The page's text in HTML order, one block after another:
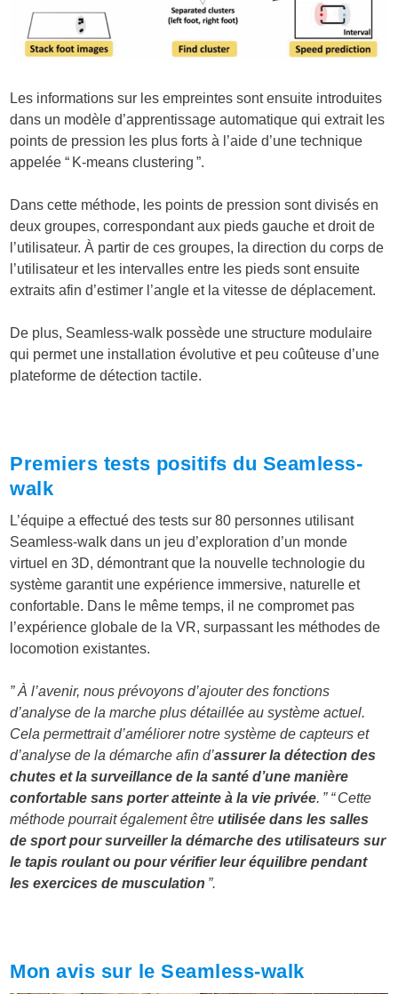
Les informations sur les empreintes sont ensuite introduites
dans un modèle d’apprentissage automatique qui extrait les
points de pression les plus forts à l’aide d’une technique
appelée “ K-means clustering ”.
Dans cette méthode, les points de pression sont divisés en
deux groupes, correspondant aux pieds gauche et droit de
l’utilisateur. À partir de ces groupes, la direction du corps de
l’utilisateur et les intervalles entre les pieds sont ensuite
extraits afin d’estimer l’angle et la vitesse de déplacement.
De plus, Seamless-walk possède une structure modulaire
qui permet une installation évolutive et peu coûteuse d’une
plateforme de détection tactile.
Premiers tests positifs du Seamless-
walk
L’équipe a effectué des tests sur 80 personnes utilisant
Seamless-walk dans un jeu d’exploration d’un monde
virtuel en 3D, démontrant que la nouvelle technologie du
système garantit une expérience immersive, naturelle et
confortable. Dans le même temps, il ne compromet pas
l’expérience globale de la VR, surpassant les méthodes de
locomotion existantes.
” À l’avenir, nous prévoyons d’ajouter des fonctions
d’analyse de la marche plus détaillée au système actuel.
Cela permettrait d’améliorer notre système de capteurs et
d’analyse de la démarche afin d’assurer la détection des
chutes et la surveillance de la santé d’une manière
confortable sans porter atteinte à la vie privée. ” “ Cette
méthode pourrait également êtreutilisée dans les salles
de sport pour surveiller la démarche des utilisateurs sur
le tapis roulant ou pour vérifier leur équilibre pendant
les exercices de musculation ”.
Mon avis sur le Seamless-walk